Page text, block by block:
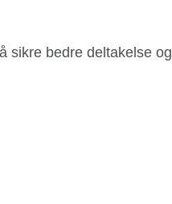
sikre bedre deltakelse og